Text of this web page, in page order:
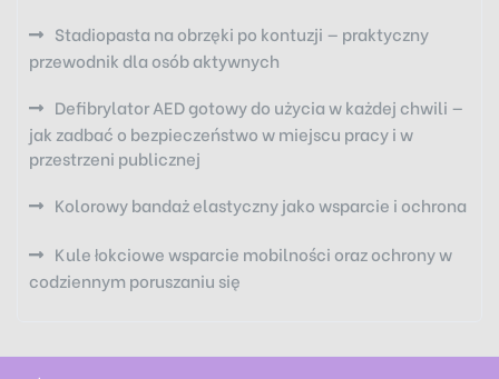
Stadiopasta na obrzęki po kontuzji — praktyczny
przewodnik dla osób aktywnych
Defibrylator AED gotowy do użycia w każdej chwili —
jak zadbać o bezpieczeństwo w miejscu pracy i w
przestrzeni publicznej
Kolorowy bandaż elastyczny jako wsparcie i ochrona
Kule łokciowe wsparcie mobilności oraz ochrony w
codziennym poruszaniu się